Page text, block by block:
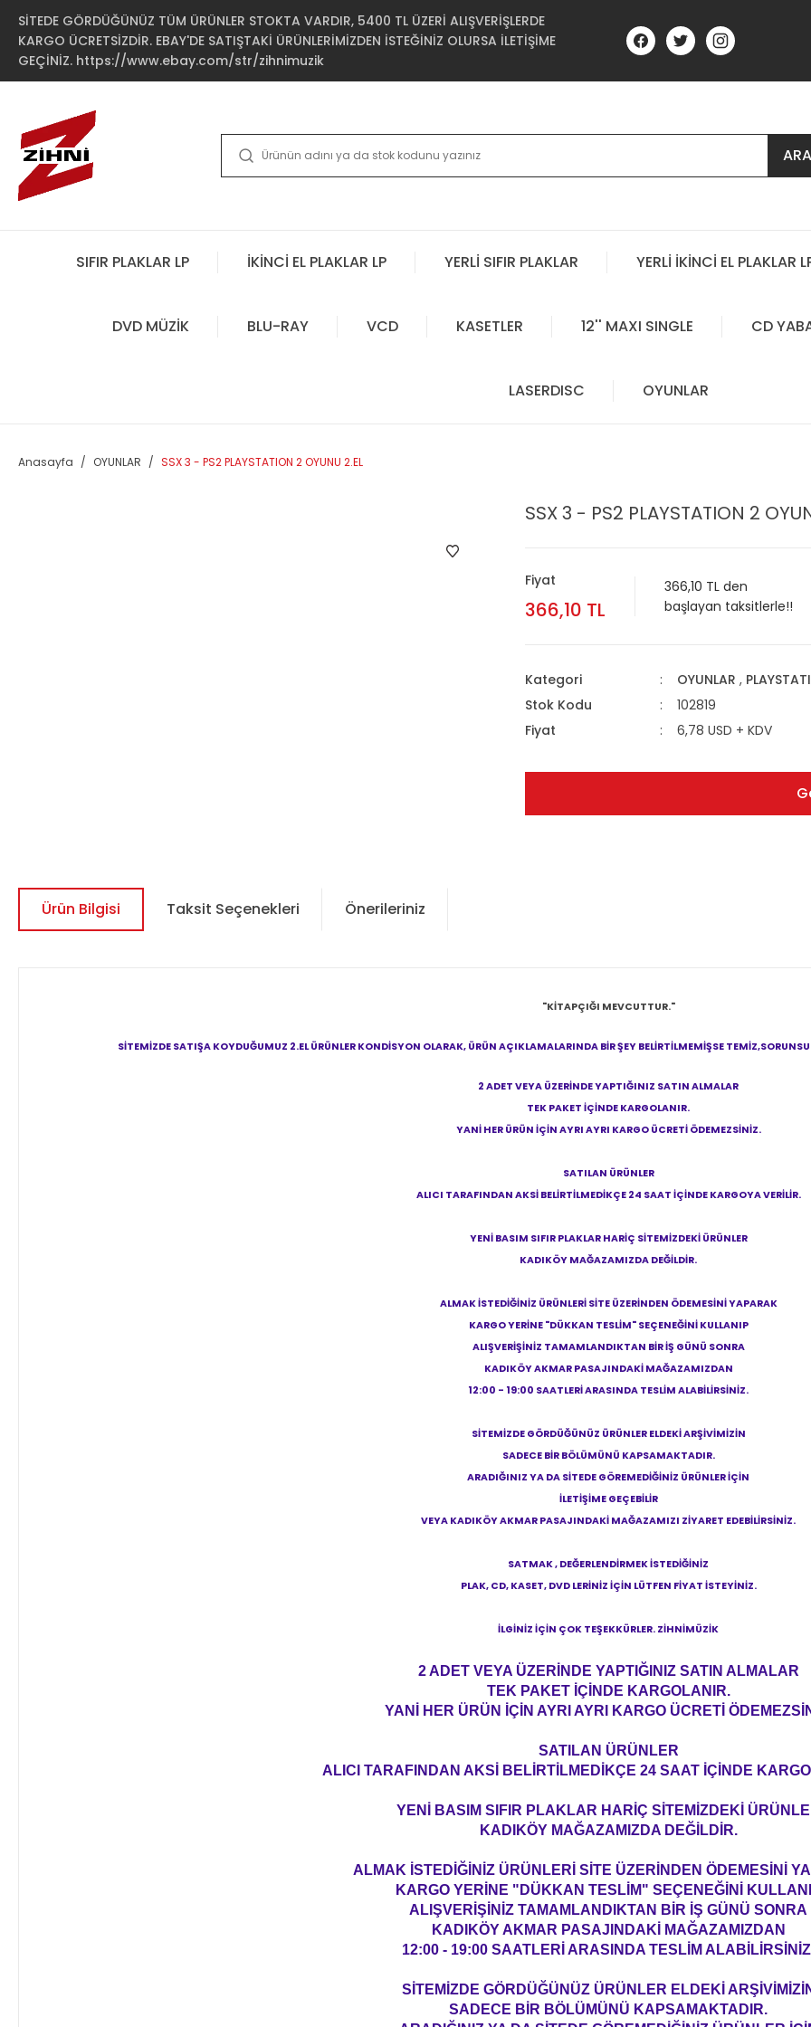
SİTEDE GÖRDÜĞÜNÜZ TÜM ÜRÜNLER STOKTA VARDIR, 5400 TL ÜZERİ ALIŞVERİŞLERDE
KARGO ÜCRETSİZDİR. EBAY'DE SATIŞTAKİ ÜRÜNLERİMİZDEN İSTEĞİNİZ OLURSA İLETİŞİME
GEÇİNİZ. https://www.ebay.com/str/zihnimuzik
ARA
SIFIR PLAKLAR LP İKİNCİ EL PLAKLAR LP YERLİ SIFIR PLAKLAR YERLİ İKİNCİ EL PLAKLAR
DVD MÜZİK BLU-RAY VCD KASETLER 12'' MAXI SINGLE CD
LASERDISC OYUNLAR
Anasayfa OYUNLAR SSX 3 - PS2 PLAYSTATION 2 OYUNU 2.EL
SSX 3 - PS2 PLAYSTATION 2
Fiyat
366,10 TL
366,10 TL den
başlayan taksitlerle!!
Kategori OYUNLAR ,
Stok Kodu
102819
Fiyat
6,78 USD + KDV
Ürün Bilgisi Taksit Seçenekleri Önerileriniz
"KİTAPÇIĞI MEVCUTTUR."
SİTEMİZDE SATIŞA KOYDUĞUMUZ 2.EL ÜRÜNLER KONDİSYON OLARAK, ÜRÜN AÇIKLAMALARINDA BİR ŞEY BELİRTİLMEMİŞSE
2 ADET VEYA ÜZERİNDE YAPTIĞINIZ SATIN ALMALAR
TEK PAKET İÇİNDE KARGOLANIR.
YANİ HER ÜRÜN İÇİN AYRI AYRI KARGO ÜCRETİ ÖDEMEZSİNİZ.
SATILAN ÜRÜNLER
ALICI TARAFINDAN AKSİ BELİRTİLMEDİKÇE 24 SAAT İÇİNDE KARGOYA VERİLİR.
YENİ BASIM SIFIR PLAKLAR HARİÇ SİTEMİZDEKİ ÜRÜNLER
KADIKÖY MAĞAZAMIZDA DEĞİLDİR.
ALMAK İSTEDİĞİNİZ ÜRÜNLERİ SİTE ÜZERİNDEN ÖDEMESİNİ YAPARAK
KARGO YERİNE "DÜKKAN TESLİM" SEÇENEĞİNİ KULLANIP
ALIŞVERİŞİNİZ TAMAMLANDIKTAN BİR İŞ GÜNÜ SONRA
KADIKÖY AKMAR PASAJINDAKİ MAĞAZAMIZDAN
12:00 - 19:00 SAATLERİ ARASINDA TESLİM ALABİLİRSİNİZ.
SİTEMİZDE GÖRDÜĞÜNÜZ ÜRÜNLER ELDEKİ ARŞİVİMİZİN
SADECE BİR BÖLÜMÜNÜ KAPSAMAKTADIR.
ARADIĞINIZ YA DA SİTEDE GÖREMEDİĞİNİZ ÜRÜNLER İÇİN
İLETİŞİME GEÇEBİLİR
VEYA KADIKÖY AKMAR PASAJINDAKİ MAĞAZAMIZI ZİYARET EDEBİLİRSİNİZ.
SATMAK , DEĞERLENDİRMEK İSTEDİĞİNİZ
PLAK, CD, KASET, DVD LERİNİZ İÇİN LÜTFEN FİYAT İSTEYİNİZ.
İLGİNİZ İÇİN ÇOK TEŞEKKÜRLER. ZİHNİMÜZİK
2 ADET VEYA ÜZERİNDE YAPTIĞINIZ SATIN ALMALAR
TEK PAKET İÇİNDE KARGOLANIR.
YANİ HER ÜRÜN İÇİN AYRI AYRI KARGO ÜCRETİ
SATILAN ÜRÜNLER
ALICI TARAFINDAN AKSİ BELİRTİLMEDİKÇE 24 SAAT İÇİNDE
YENİ BASIM SIFIR PLAKLAR HARİÇ SİTEMİZDEKİ
KADIKÖY MAĞAZAMIZDA DEĞİLDİR.
ALMAK İSTEDİĞİNİZ ÜRÜNLERİ SİTE ÜZERİNDEN ÖDEMESİNİ
KARGO YERİNE "DÜKKAN TESLİM" SEÇENEĞİNİ
ALIŞVERİŞİNİZ TAMAMLANDIKTAN BİR İŞ GÜNÜ SONRA
KADIKÖY AKMAR PASAJINDAKİ MAĞAZAMIZDAN
12:00 - 19:00 SAATLERİ ARASINDA TESLİM
SİTEMİZDE GÖRDÜĞÜNÜZ ÜRÜNLER ELDEKİ
SADECE BİR BÖLÜMÜNÜ KAPSAMAKTADIR.